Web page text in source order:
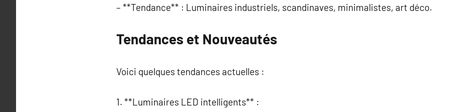
– **Tendance** : Luminaires industriels, scandinaves, minimalistes, art déco.
Tendances et Nouveautés
Voici quelques tendances actuelles :
1. **Luminaires LED intelligents** :